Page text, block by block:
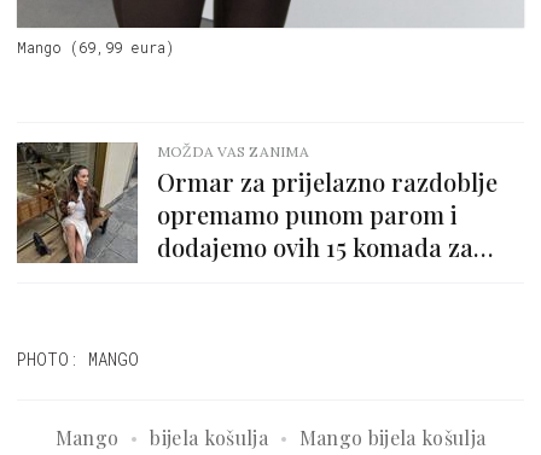
Mango (69,99 eura)
MOŽDA VAS ZANIMA
Ormar za prijelazno razdoblje
opremamo punom parom i
dodajemo ovih 15 komada za
PHOTO: MANGO
Mango bijela košulja
Mango bijela košulja